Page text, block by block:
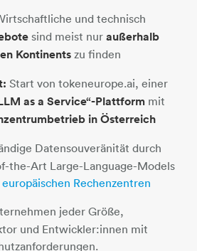
und technisch
sind meist nur außerhalb
Kontinents zu finden
Start von tokeneurope.ai, einer
as a Service“-Plattform mit
in Österreich
Datensouveränität durch
the-Art Large-Language-Models
europäischen Rechenzentren
jeder Größe,
und Entwickler:innen mit